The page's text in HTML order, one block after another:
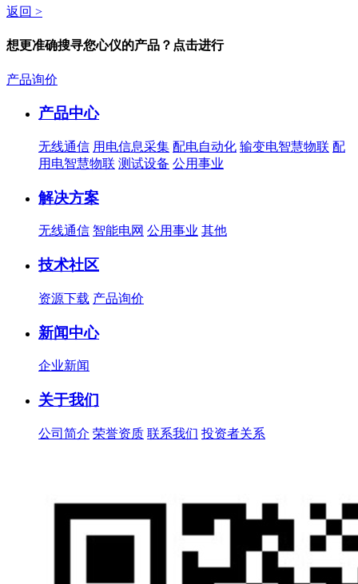
返回 >
想更准确搜寻您心仪的产品？点击进行
产品询价
产品中心
无线通信 用电信息采集 配电自动化 输变电智慧物联 配
用电智慧物联 测试设备 公用事业
解决方案
无线通信 智能电网 公用事业 其他
技术社区
资源下载 产品询价
新闻中心
企业新闻
关于我们
公司简介 荣誉资质 联系我们 投资者关系